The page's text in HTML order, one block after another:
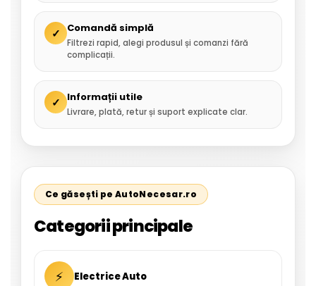
✓ Comandă simplă
Filtrezi rapid, alegi produsul și comanzi fără
complicații.
✓ Informații utile
Livrare, plată, retur și suport explicate clar.
Ce găsești pe AutoNecesar.ro
Categorii principale
⚡ Electrice Auto